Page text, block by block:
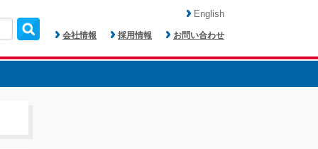
会社情報 採用情報 お問い合わせ
English